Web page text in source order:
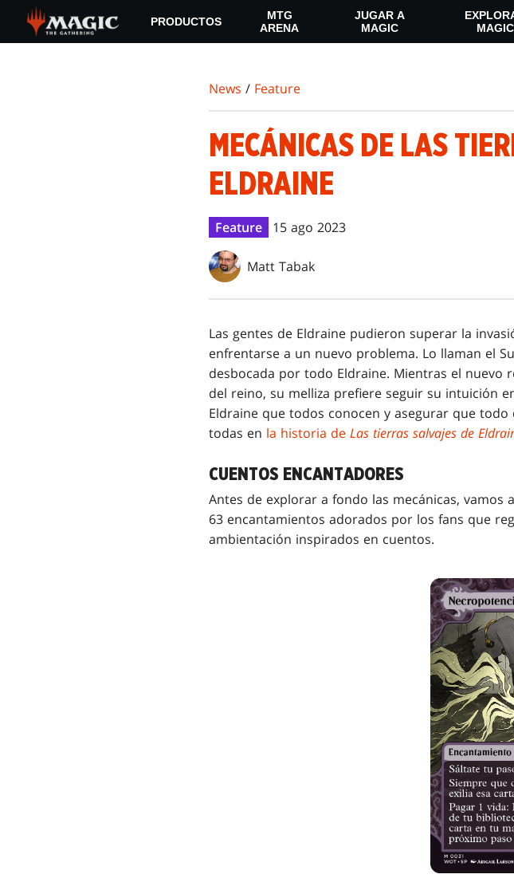
main
PRODUCTOS
MTG
ARENA
JUGAR A
MAGIC
MAGIC
News / Feature
MECÁNICAS DE LAS
ELDRAINE
Feature 15 ago 2023
Matt Tabak
Las gentes de Eldraine pudieron superar la
enfrentarse a un nuevo problema. Lo llaman el
desbocada por todo Eldraine. Mientras el
del reino, su melliza prefiere seguir su intuición
Eldraine que todos conocen y asegurar que
todas en la historia de Las tierras salvajes de
CUENTOS ENCANTADORES
Antes de explorar a fondo las mecánicas,
63 encantamientos adorados por los fans que
ambientación inspirados en cuentos.